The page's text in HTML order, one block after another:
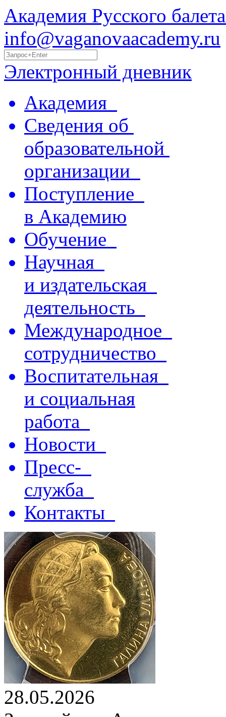
Академия Русского
info@vaganovaacademy.ru
Электронный дневник
Академия
Сведения об
образовательной
организации
Поступление
в Академию
Обучение
Научная
и издательская
деятельность
Международное
сотрудничество
Воспитательная
и социальная
работа
Новости
Пресс-
служба
Контакты
28.05.2026